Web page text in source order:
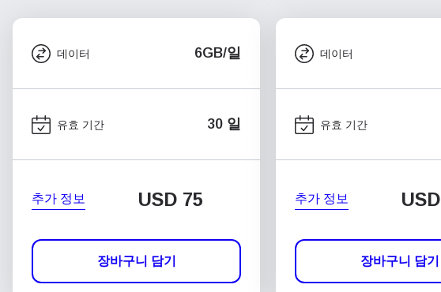
데이터 6GB/일
유효 기간 30 일
추가 정보 USD 75
장바구니 담기
데이터
유효 기간
추가 정보 USD
장바구니 담기